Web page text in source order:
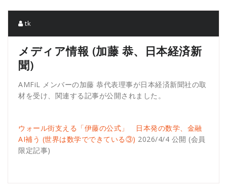
tk
メディア情報 (加藤 恭、日本経済新
聞)
AMFiL メンバーの加藤 恭代表理事が日本経済新聞社の取
材を受け、関連する記事が公開されました。
ウォール街支える「伊藤の公式」 日本発の数学、金融
AI補う (世界は数学でできている③) 2026/4/4 公開 (会員
限定記事)